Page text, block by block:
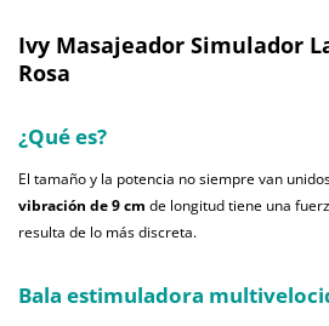
Ivy Masajeador Simulador
Rosa
¿Qué es?
El tamaño y la potencia no siempre van
vibración de 9 cm de longitud tiene una
resulta de lo más discreta.
Bala estimuladora